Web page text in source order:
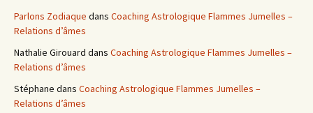
Parlons Zodiaque dans Coaching Astrologique Flammes Jumelles –
Relations d’âmes
Nathalie Girouard dans Coaching Astrologique Flammes Jumelles –
Relations d’âmes
Stéphane dans Coaching Astrologique Flammes Jumelles –
Relations d’âmes